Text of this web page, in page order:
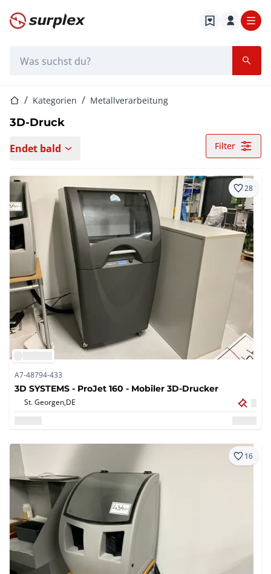
Startseite
StartseiteKategorien Metallverarbeitung
3D-Druck
Endet bald Filter
28
A7-48794-433
3D SYSTEMS - ProJet 160 - Mobiler 3D-Drucker
St. Georgen,DE
16